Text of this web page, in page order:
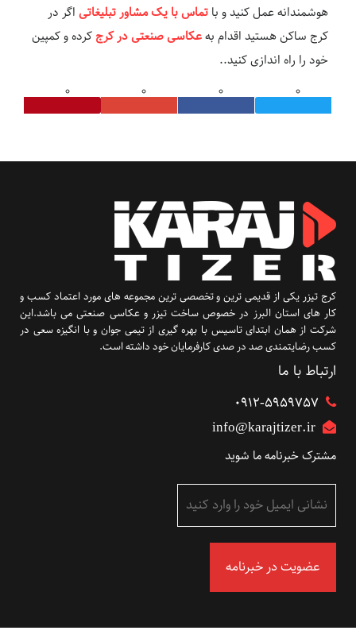
هوشمندانه عمل کنید و باتماس با یک مشاور تبلیغاتیاگر در
کرج ساکن هستید اقدام بهعکاسی صنعتی در کرجکرده و کمپین
خود را راه اندازی کنید..
کرج تیزر یکی از قدیمی ترین و تخصصی ترین مجموعه های مورد اعتماد کسب و
کار های استان البرز در خصوص ساخت تیزر و عکاسی صنعتی می باشد.این
شرکت از همان ابتدای تاسیس با بهره گیری از تیمی جوان و با انگیزه سعی در
کسب رضایتمندی صد در صدی کارفرمایان خود داشته است.
ارتباط با ما
۰۹۱۲-5959757
info@karajtizer.ir
مشترک خبرنامه ما شوید